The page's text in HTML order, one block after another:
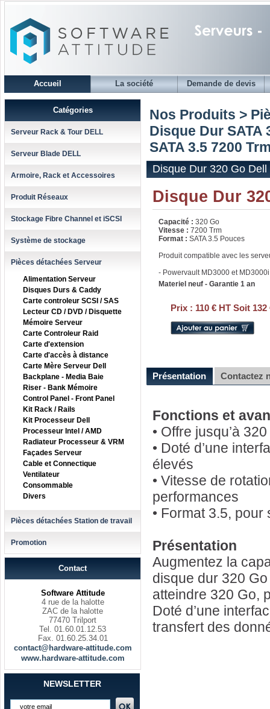
Accueil La société Demande de devis
Catégories
Serveur Rack & Tour DELL
Serveur Blade DELL
Armoire, Rack et Accessoires
Produit Réseaux
Stockage Fibre Channel et iSCSI
Système de stockage
Pièces détachées Serveur
Alimentation Serveur
Disques Durs & Caddy
Carte controleur SCSI / SAS
Lecteur CD / DVD / Disquette
Mémoire Serveur
Carte Controleur Raid
Carte d'extension
Carte d'accès à distance
Carte Mère Serveur Dell
Backplane - Media Baie
Riser - Bank Mémoire
Control Panel - Front Panel
Kit Rack / Rails
Kit Processeur Dell
Processeur Intel / AMD
Radiateur Processeur & VRM
Façades Serveur
Cable et Connectique
Ventilateur
Consommable
Divers
Pièces détachées Station de travail
Promotion
Contact
Software Attitude
4 rue de la halotte
ZAC de la halotte
77470 Trilport
Tel. 01.60.01.12.53
Fax. 01.60.25.34.01
contact@hardware-attitude.com
www.hardware-attitude.com
NEWSLETTER
Nos Produits >
Disque Dur SATA
SATA 3.5 7200
Disque Dur 320 Go
Disque Dur
Capacité : 320 Go
Vitesse : 7200 Trm
Format : SATA 3.5 Pouces
Produit compatible avec les
- Powervault MD3000 et MD3000i
Materiel neuf - Garantie 1 an
Prix : 110 € HT Soit 132
Présentation Contactez
Fonctions et
• Offre jusqu’à
• Doté d’une
élevés
• Vitesse de
performances
• Format 3.5,
Présentation
Augmentez la
disque dur 320
atteindre 320 Go,
Doté d’une
transfert des